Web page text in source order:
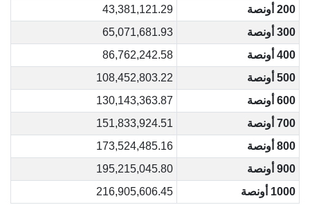
200 أونصة
43,381,121.29
300 أونصة
65,071,681.93
400 أونصة
86,762,242.58
500 أونصة
108,452,803.22
600 أونصة
130,143,363.87
700 أونصة
151,833,924.51
800 أونصة
173,524,485.16
900 أونصة
195,215,045.80
1000 أونصة
216,905,606.45